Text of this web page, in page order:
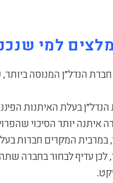
למי
הנדל"ן המנוסה
בעלת האיתנות
איתנה יותר הסיכוי
במרבית המקרים חברות
לכן עדיף לבחור בחברה